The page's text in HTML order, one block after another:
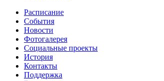
Расписание
События
Новости
Фотогалерея
Социальные проекты
История
Контакты
Поддержка